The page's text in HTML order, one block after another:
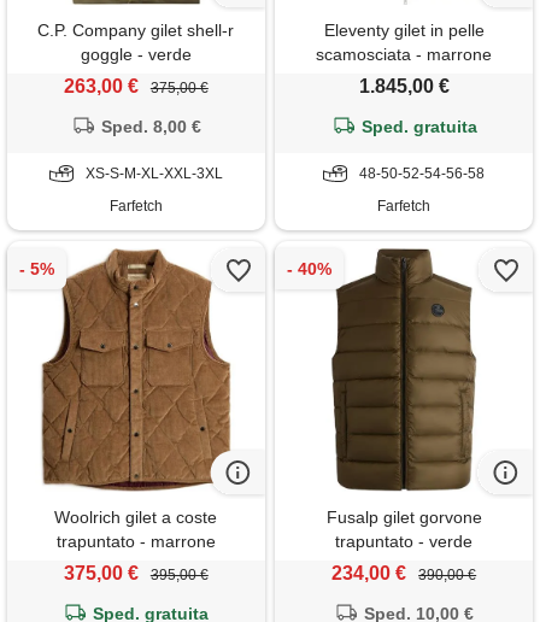
C.P. Company gilet shell-r
goggle - verde
263,00 € 375,00 €
Sped. 8,00 €
XS-S-M-XL-XXL-3XL
Farfetch
Eleventy gilet in pelle
scamosciata - marrone
1.845,00 €
Sped. gratuita
48-50-52-54-56-58
Farfetch
Woolrich gilet a coste
trapuntato - marrone
375,00 € 395,00 €
Sped. gratuita
Fusalp gilet gorvone
trapuntato - verde
234,00 € 390,00 €
Sped. 10,00 €